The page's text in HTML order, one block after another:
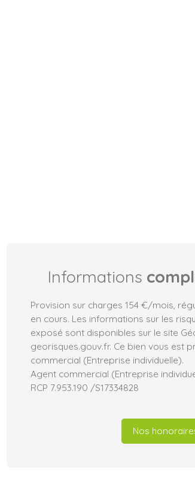
Informations
Provision sur charges 154 €/mois,
en cours. Les informations sur les
exposé sont disponibles sur le site
georisques.gouv.fr. Ce bien vous est
commercial (Entreprise individuelle).
Agent commercial (Entreprise
RCP 7.953.190 /S17334828
Nos